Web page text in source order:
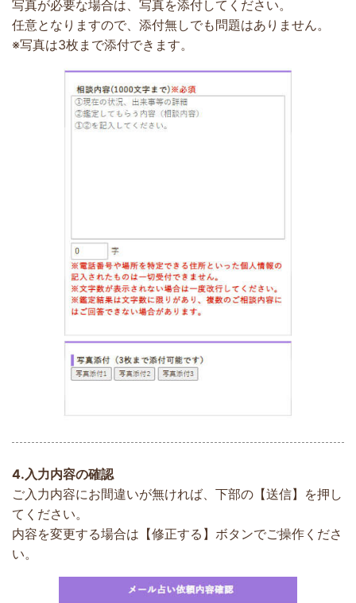
写真が必要な場合は、写真を添付してください。
任意となりますので、添付無しでも問題はありません。
※写真は3枚まで添付できます。
4. 入力内容の確認
ご入力内容にお間違いが無ければ、下部の【送信】を押し
てください。
内容を変更する場合は【修正する】ボタンでご操作くださ
い。